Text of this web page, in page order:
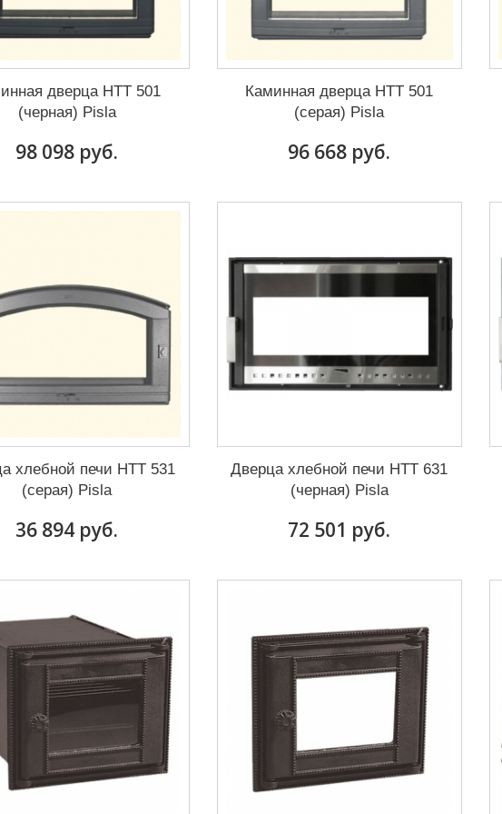
дверца HTT 501
(черная) Pisla
98 098 руб.
Каминная дверца HTT 501
(серая) Pisla
96 668 руб.
хлебной печи HTT 531
(серая) Pisla
36 894 руб.
Дверца хлебной печи HTT 631
(черная) Pisla
72 501 руб.